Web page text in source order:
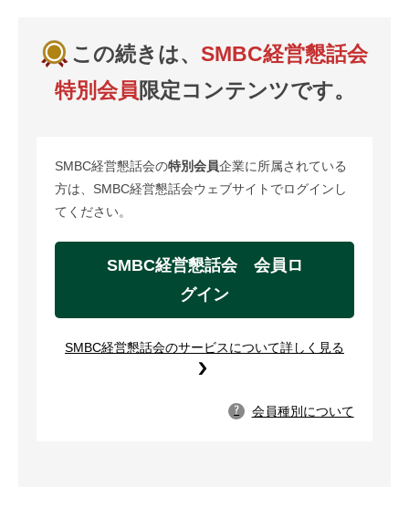
この続きは、SMBC経営懇話会
特別会員 限定コンテンツです。
SMBC経営懇話会の特別会員企業に所属されている
方は、SMBC経営懇話会ウェブサイトでログインし
てください。
SMBC経営懇話会 会員ロ
グイン
SMBC経営懇話会のサービスについて詳しく見る
? 会員種別について